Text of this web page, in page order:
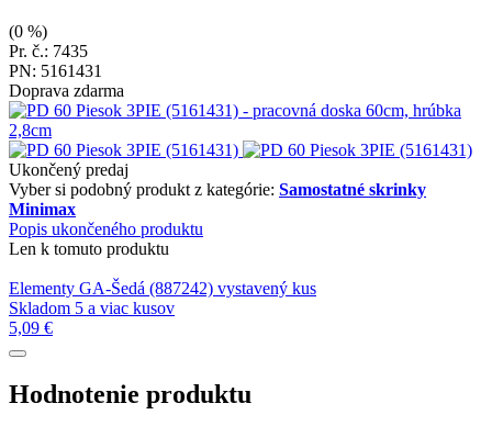
(0 %)
Pr. č.: 7435
PN: 5161431
Doprava zdarma
Ukončený predaj
Vyber si podobný produkt z kategórie: Samostatné skrinky
Minimax
Popis ukončeného produktu
Len k tomuto produktu
Elementy GA-Šedá (887242) vystavený kus
Skladom 5 a viac kusov
5,09 €
Hodnotenie produktu